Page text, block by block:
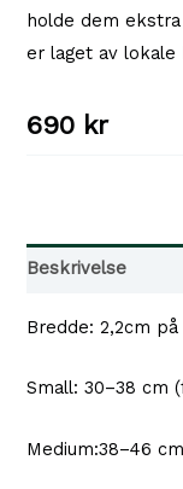
holde dem
er laget av lokale
690 kr
Beskrivelse
Bredde: 2,2cm
Small: 30–38 cm
Medium:38–46